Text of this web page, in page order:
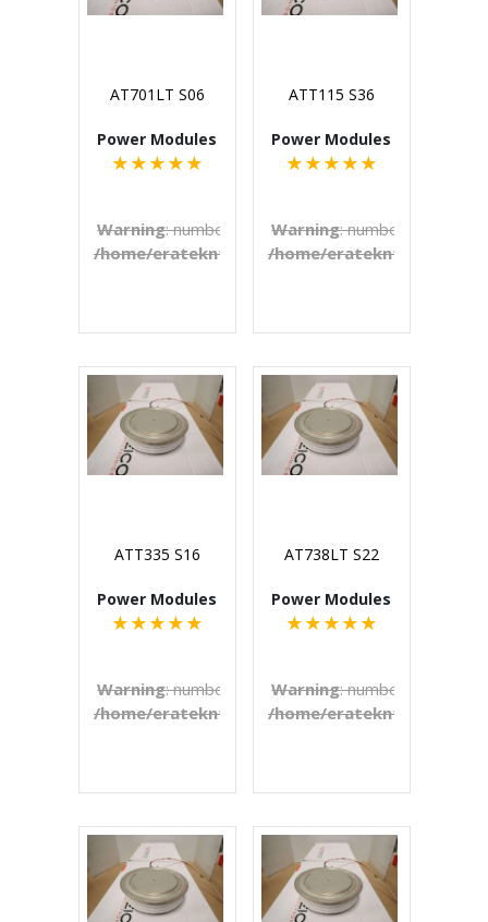
AT701LT S06
Power Modules
★ ★ ★ ★ ★
Warning: number_format() expects parameter 1
/home/eratekn1/public_html/includes/
ATT115 S36
Power Modules
★ ★ ★ ★ ★
Warning: number_format()
/home/eratekn1/
ATT335 S16
Power Modules
★ ★ ★ ★ ★
Warning: number_format() expects parameter 1
/home/eratekn1/public_html/includes/
AT738LT S22
Power Modules
★ ★ ★ ★ ★
Warning: number_format()
/home/eratekn1/